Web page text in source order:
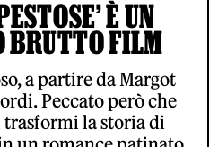
È UN
BRUTTO FILM
a partire da Margot
Peccato però che
la storia di